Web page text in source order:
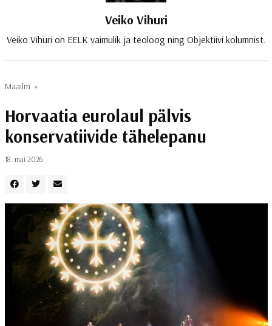
Veiko Vihuri
Veiko Vihuri on EELK vaimulik ja teoloog ning Objektiivi kolumnist.
Maailm »
Horvaatia eurolaul pälvis
konservatiivide tähelepanu
18. mai 2026